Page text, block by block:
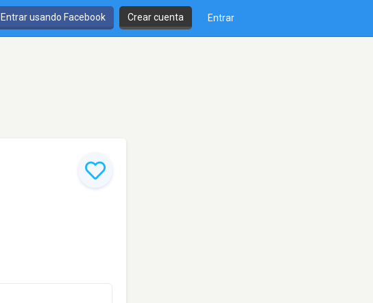
Entrar usando Facebook Crear cuenta Entrar